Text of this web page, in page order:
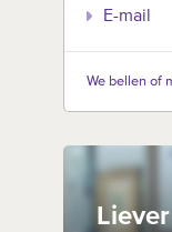
E-mail
We bellen of